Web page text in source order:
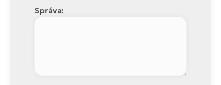
Správa: